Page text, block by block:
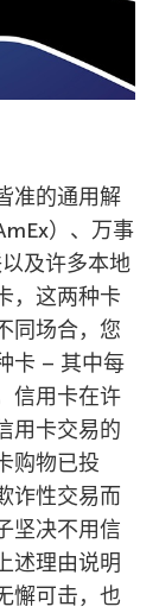
准的通用解
）、万事
及许多本地
，这两种卡
同场合，您
卡 – 其中每
信用卡在许
用卡交易的
购物已投
诈性交易而
坚决不用信
述理由说明
懈可击，也